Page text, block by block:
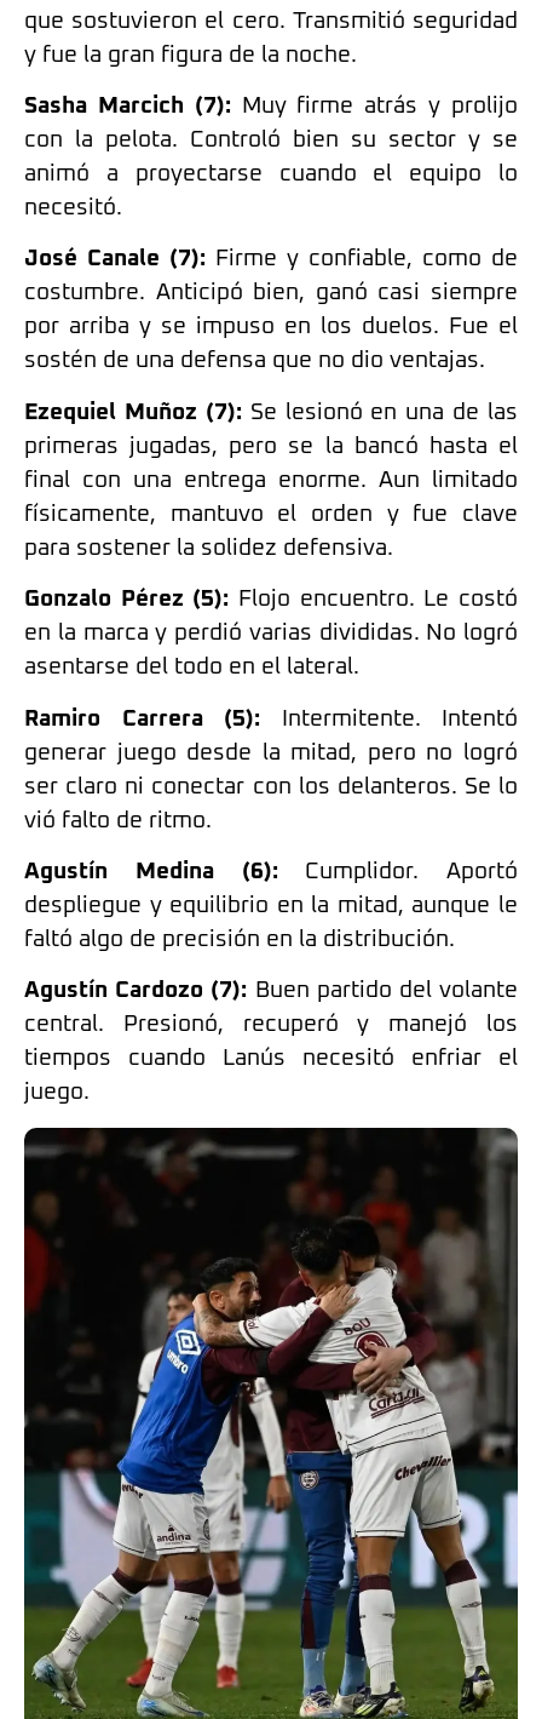
que sostuvieron el cero. Transmitió seguridad
y fue la gran figura de la noche.
Sasha Marcich (7): Muy firme atrás y prolijo
con la pelota. Controló bien su sector y se
animó a proyectarse cuando el equipo lo
necesitó.
José Canale (7): Firme y confiable, como de
costumbre. Anticipó bien, ganó casi siempre
por arriba y se impuso en los duelos. Fue el
sostén de una defensa que no dio ventajas.
Ezequiel Muñoz (7): Se lesionó en una de las
primeras jugadas, pero se la bancó hasta el
final con una entrega enorme. Aun limitado
físicamente, mantuvo el orden y fue clave
para sostener la solidez defensiva.
Gonzalo Pérez (5): Flojo encuentro. Le costó
en la marca y perdió varias divididas. No logró
asentarse del todo en el lateral.
Ramiro Carrera (5): Intermitente. Intentó
generar juego desde la mitad, pero no logró
ser claro ni conectar con los delanteros. Se lo
vió falto de ritmo.
Agustín Medina (6): Cumplidor. Aportó
despliegue y equilibrio en la mitad, aunque le
faltó algo de precisión en la distribución.
Agustín Cardozo (7): Buen partido del volante
central. Presionó, recuperó y manejó los
tiempos cuando Lanús necesitó enfriar el
juego.